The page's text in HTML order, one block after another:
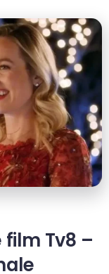
Tv8 –